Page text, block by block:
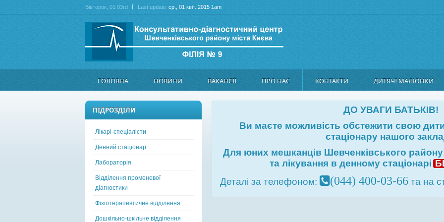
Вівторок , 01 03rd Last update ср., 01 квіт. 2015 1am
ГОЛОВНА НОВИНИ ВАКАНСІЇ ПРО НАС КОНТАКТИ ДИТЯЧІ МАЛЮНКИ
ДО УВАГИ БАТЬКІВ!
Ви маєте можливість обстежити свою
стаціонару нашого
Для юних мешканців Шевченківського
та лікування в денному стаціонарі
Деталі за телефоном:
(044) 400-03-66 та на
ПІДРОЗДІЛИ
Лікарі-спеціалісти
Денний стаціонар
Лабораторія
Відділення променевої
діагностики
Фізіотерапевтичне відділення
Дошкільно-шкільне відділення